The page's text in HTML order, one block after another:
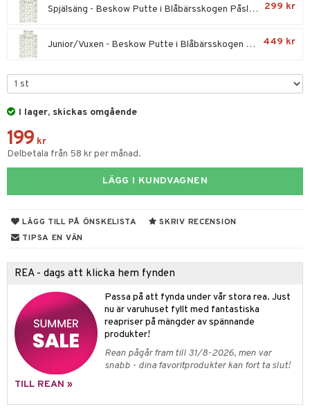
Spjälsäng - Beskow Putte i Blåbärsskogen Påslakanset 299 kr
Junior/Vuxen - Beskow Putte i Blåbärsskogen Påslakanset 449 kr
I lager, skickas omgående
199 kr
Delbetala från 58 kr per månad.
LÄGG I KUNDVAGNEN
LÄGG TILL PÅ ÖNSKELISTA
SKRIV RECENSION
TIPSA EN VÄN
REA - dags att klicka hem fynden
Passa på att fynda under vår stora rea. Just
nu är varuhuset fyllt med fantastiska
reapriser på mängder av spännande
produkter!
Rean pågår fram till 31/8-2026, men var
snabb - dina favoritprodukter kan fort ta slut!
TILL REAN »
& Tillbehör
& Solhattar
& UV-kläder
& Strumpor
leksaker
gå vagnar
Klossar
Builder
- Forntidsdjur
- Hästar
Wild Life
Zhu Pets
Born
Prinsessor
Dollhouse
Friends
Stockholm
Hoppetossa
Villa Villerkulla
& Gungdjur
Åberg
Bluey
& Köksredskap
bitar